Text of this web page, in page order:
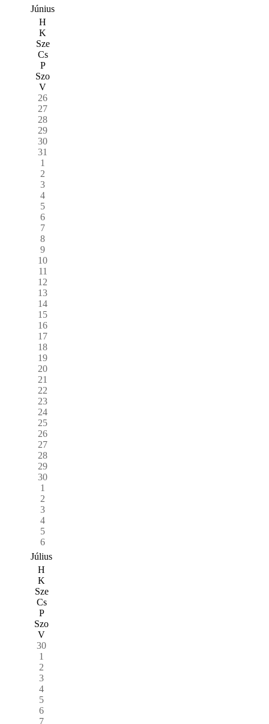
Június
H
K
Sze
Cs
P
Szo
V
26
27
28
29
30
31
1
2
3
4
5
6
7
8
9
10
11
12
13
14
15
16
17
18
19
20
21
22
23
24
25
26
27
28
29
30
1
2
3
4
5
6
Július
H
K
Sze
Cs
P
Szo
V
30
1
2
3
4
5
6
7